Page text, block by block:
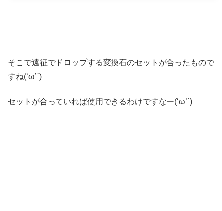
そこで遠征でドロップする変換石のセットが合ったもので
すね(‘ω’`)
セットが合っていれば使用できるわけですなー(‘ω’`)